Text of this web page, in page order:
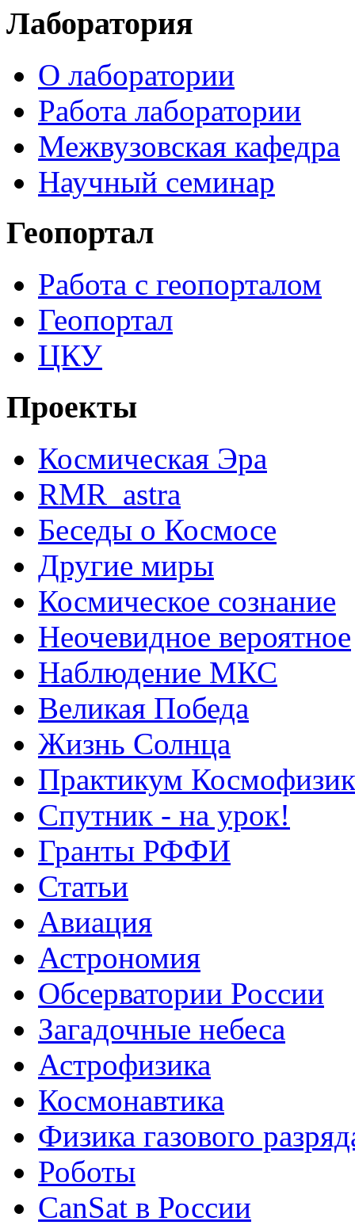
Лаборатория
О лаборатории
Работа лаборатории
Межвузовская кафедра
Научный семинар
Геопортал
Работа с геопорталом
Геопортал
ЦКУ
Проекты
Космическая Эра
RMR_astra
Беседы о Космосе
Другие миры
Космическое сознание
Неочевидное вероятное
Наблюдение МКС
Великая Победа
Жизнь Солнца
Практикум
Спутник - на урок!
Гранты РФФИ
Статьи
Авиация
Астрономия
Обсерватории России
Загадочные небеса
Астрофизика
Космонавтика
Физика газового
Роботы
CanSat в России